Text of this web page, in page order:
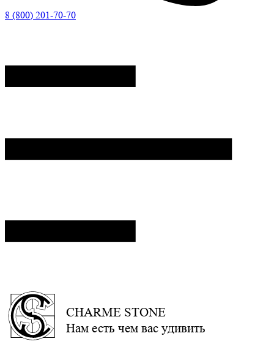
8 (800) 201-70-70
CHARME STONE
Нам есть чем вас удивить